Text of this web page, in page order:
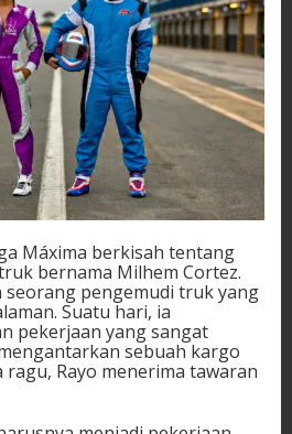
Máxima berkisah tentang
bernama Milhem Cortez.
seorang pengemudi truk yang
Suatu hari, ia
pekerjaan yang sangat
sebuah kargo
Rayo menerima tawaran